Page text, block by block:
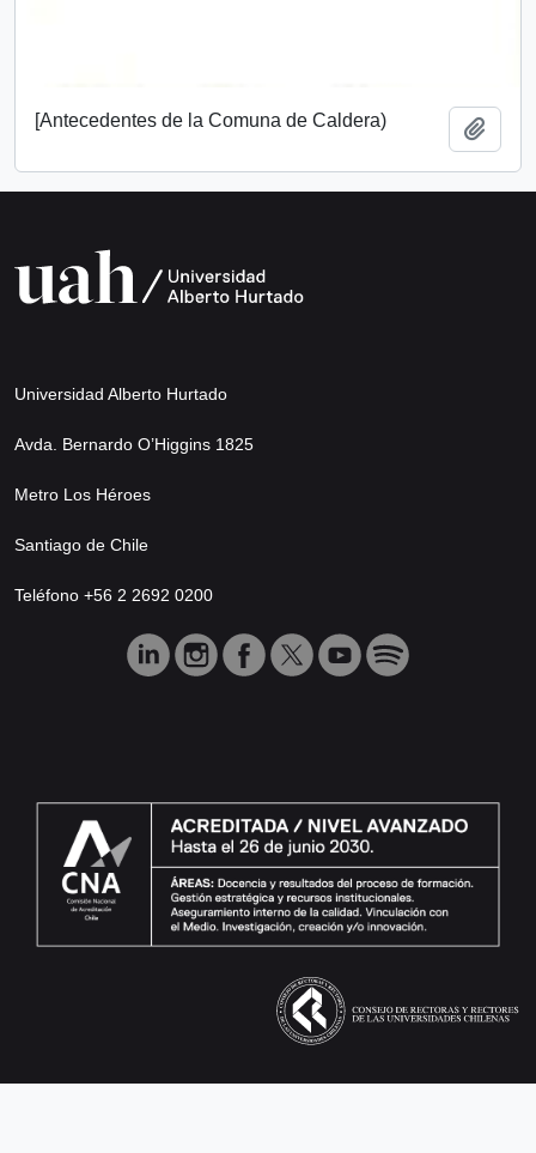
[Antecedentes de la Comuna de Caldera)
Universidad Alberto Hurtado
Avda. Bernardo O’Higgins 1825
Metro Los Héroes
Santiago de Chile
Teléfono +56 2 2692 0200